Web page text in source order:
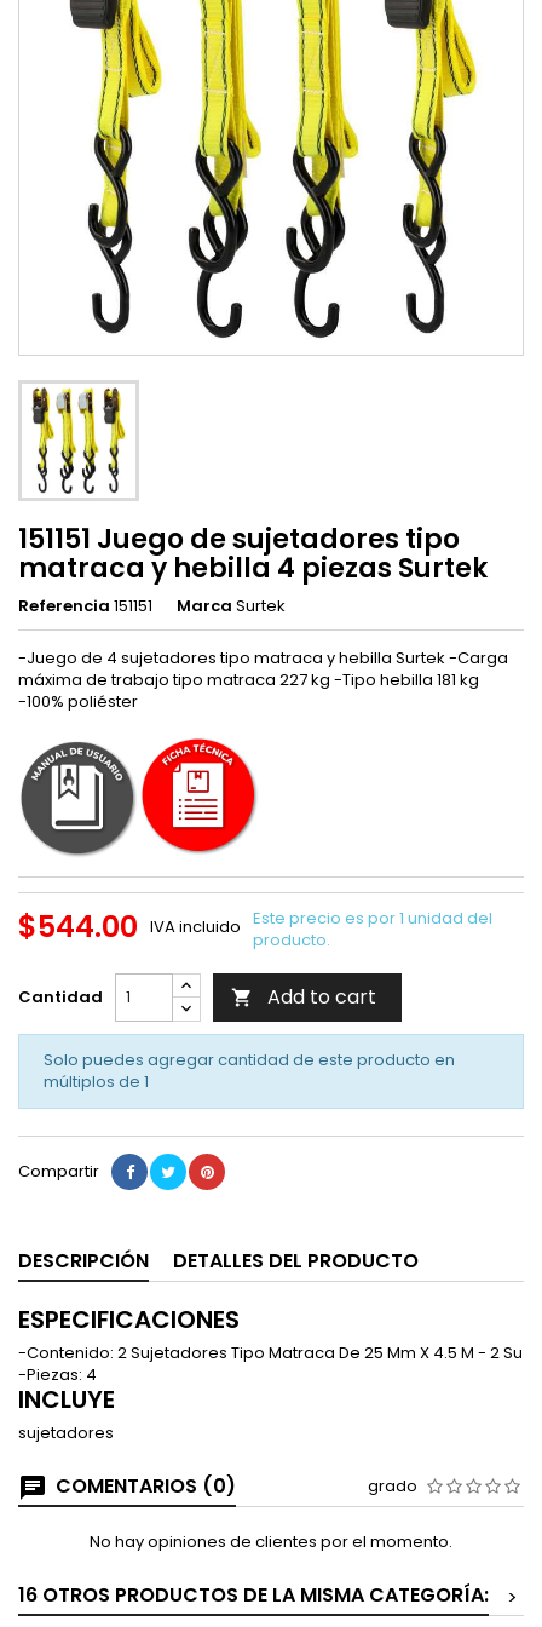
151151 Juego de sujetadores tipo
matraca y hebilla 4 piezas Surtek
Referencia 151151 Marca Surtek
-Juego de 4 sujetadores tipo matraca y hebilla Surtek -Carga
máxima de trabajo tipo matraca 227 kg -Tipo hebilla 181 kg
-100% poliéster
$544.00 IVA incluido Este precio es por 1 unidad del
producto.
Cantidad  Add to cart
Solo puedes agregar cantidad de este producto en
múltiplos de 1
Compartir
DESCRIPCIÓN DETALLES DEL PRODUCTO
ESPECIFICACIONES
-Contenido: 2 Sujetadores Tipo Matraca De 25 Mm X 4.5 M - 2 Su
-Piezas: 4
INCLUYE
sujetadores
COMENTARIOS (0) grado
No hay opiniones de clientes por el momento.
16 OTROS PRODUCTOS DE LA MISMA CATEGORÍA:
>